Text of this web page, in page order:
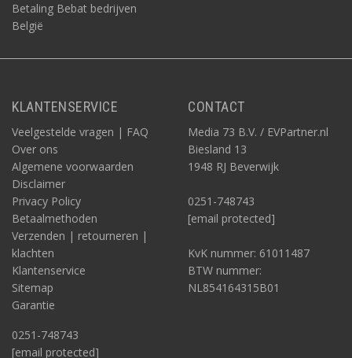
Betaling Bebat bedrijven
België
KLANTENSERVICE
Veelgestelde vragen | FAQ
Over ons
Algemene voorwaarden
Disclaimer
Privacy Policy
Betaalmethoden
Verzenden | retourneren |
klachten
Klantenservice
Sitemap
Garantie
0251-748743
[email protected]
CONTACT
Media 73 B.V. / EVPartner.nl
Biesland 13
1948 RJ Beverwijk
0251-748743
[email protected]
KvK nummer: 61011487
BTW nummer:
NL854164315B01